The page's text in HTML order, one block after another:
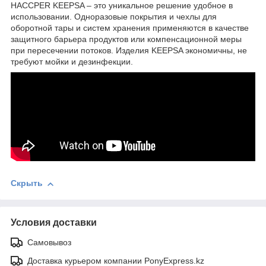
HACCPER KEEPSA – это уникальное решение удобное в
использовании. Одноразовые покрытия и чехлы для
оборотной тары и систем хранения применяются в качестве
защитного барьера продуктов или компенсационной меры
при пересечении потоков. Изделия KEEPSA экономичны, не
требуют мойки и дезинфекции.
Скрыть
Условия доставки
Самовывоз
Доставка курьером компании PonyExpress.kz